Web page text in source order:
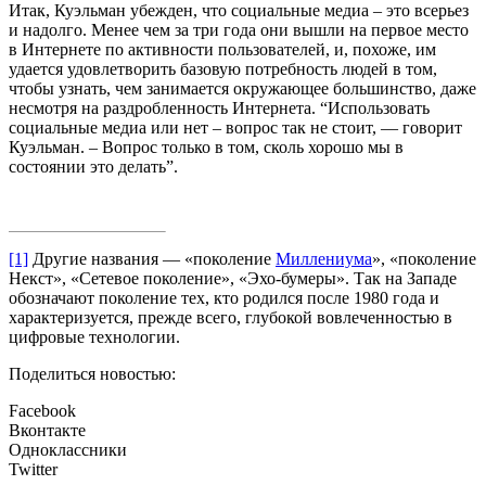
Итак, Куэльман убежден, что социальные медиа – это всерьез
и надолго. Менее чем за три года они вышли на первое место
в Интернете по активности пользователей, и, похоже, им
удается удовлетворить базовую потребность людей в том,
чтобы узнать, чем занимается окружающее большинство, даже
несмотря на раздробленность Интернета. “Использовать
социальные медиа или нет – вопрос так не стоит, — говорит
Куэльман. – Вопрос только в том, сколь хорошо мы в
состоянии это делать”.
[1] Другие названия — «поколение Миллениума», «поколение
Некст», «Сетевое поколение», «Эхо-бумеры». Так на Западе
обозначают поколение тех, кто родился после 1980 года и
характеризуется, прежде всего, глубокой вовлеченностью в
цифровые технологии.
Поделиться новостью:
Facebook
Вконтакте
Одноклассники
Twitter